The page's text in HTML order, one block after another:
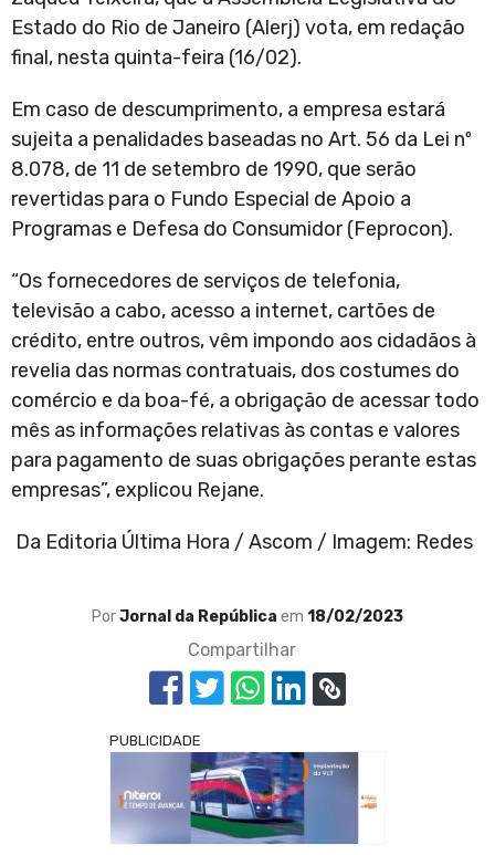
Estado do Rio de Janeiro (Alerj) vota, em redação
final, nesta quinta-feira (16/02).
Em caso de descumprimento, a empresa estará
sujeita a penalidades baseadas no Art. 56 da Lei nº
8.078, de 11 de setembro de 1990, que serão
revertidas para o Fundo Especial de Apoio a
Programas e Defesa do Consumidor (Feprocon).
“Os fornecedores de serviços de telefonia,
televisão a cabo, acesso a internet, cartões de
crédito, entre outros, vêm impondo aos cidadãos à
revelia das normas contratuais, dos costumes do
comércio e da boa-fé, a obrigação de acessar todo
mês as informações relativas às contas e valores
para pagamento de suas obrigações perante estas
empresas”, explicou Rejane.
Da Editoria Última Hora / Ascom / Imagem: Redes
PorJornal da República em 18/02/2023
Compartilhar
PUBLICIDADE